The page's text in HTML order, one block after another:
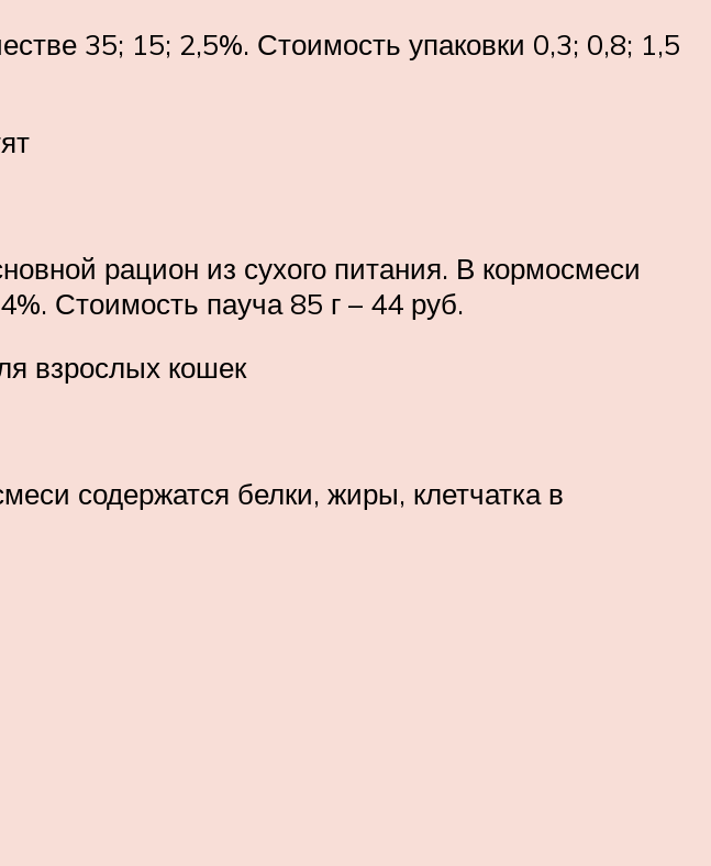
35; 15; 2,5%. Стоимость упаковки 0,3; 0,8; 1,5
рацион из сухого питания. В кормосмеси
Стоимость пауча 85 г – 44 руб.
взрослых кошек
содержатся белки, жиры, клетчатка в